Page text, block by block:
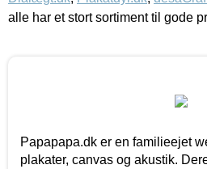
alle har et stort sortiment til gode
Papapapa.dk er en familieejet
plakater, canvas og akustik.